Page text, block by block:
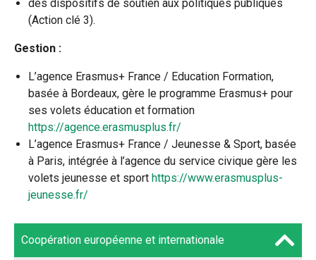
des dispositifs de soutien aux politiques publiques
(Action clé 3).
Gestion :
L’agence Erasmus+ France / Education Formation,
basée à Bordeaux, gère le programme Erasmus+ pour
ses volets éducation et formation
https://agence.erasmusplus.fr/
L’agence Erasmus+ France / Jeunesse & Sport, basée
à Paris, intégrée à l’agence du service civique gère les
volets jeunesse et sport https://www.erasmusplus-
jeunesse.fr/
Coopération européenne et internationale